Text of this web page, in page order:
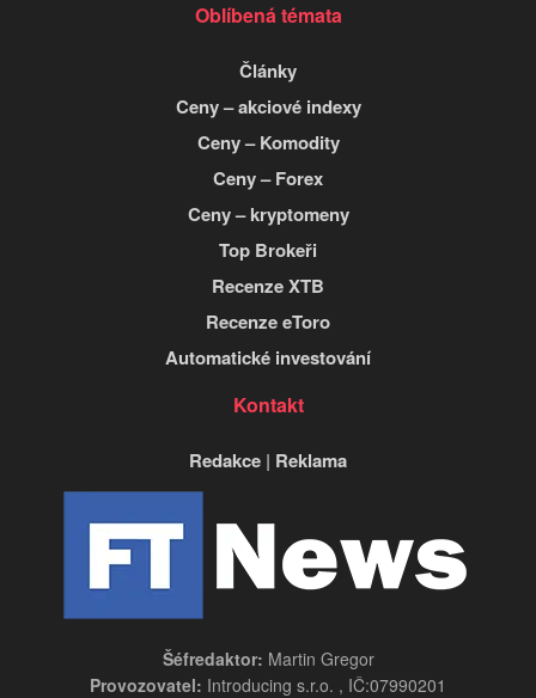
Oblíbená témata
Články
Ceny – akciové indexy
Ceny – Komodity
Ceny – Forex
Ceny – kryptomeny
Top Brokeři
Recenze XTB
Recenze eToro
Automatické investování
Kontakt
Redakce | Reklama
Šéfredaktor: Martin Gregor
Provozovatel: Introducing s.r.o. , IČ:07990201